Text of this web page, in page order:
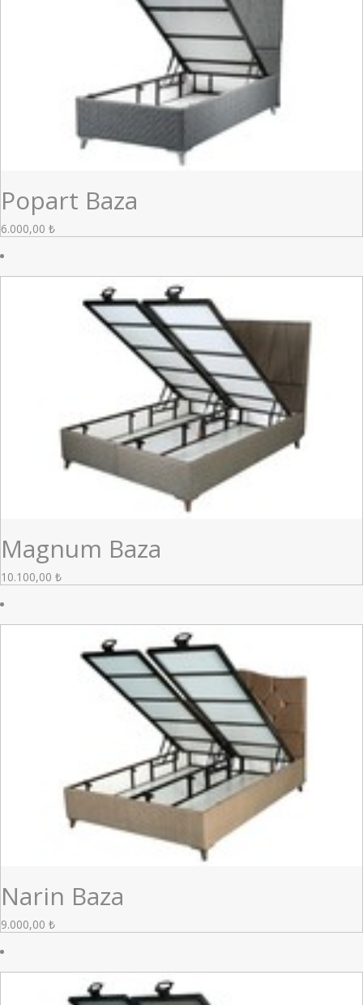
Popart Baza
6.000,00 ₺
Magnum Baza
10.100,00 ₺
Narin Baza
9.000,00 ₺